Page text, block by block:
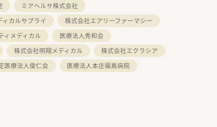
ミアヘルサ株式会社
カルサプライ
株式会社エアリーファーマシー
ィメディカル
医療法人秀和会
株式会社明翔メディカル
株式会社エクラシア
医療法人俊仁会
医療法人本庄福島病院